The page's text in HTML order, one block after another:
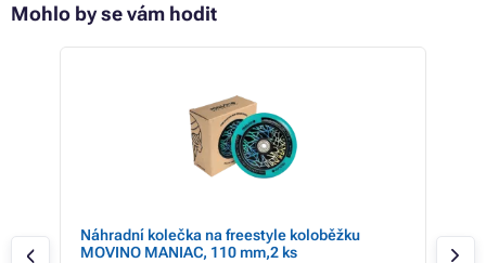
Mohlo by se vám hodit
Náhradní kolečka na freestyle koloběžku
MOVINO MANIAC, 110 mm,2 ks